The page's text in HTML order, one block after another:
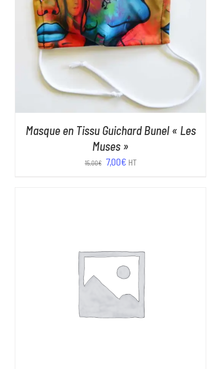
AJOUTER AU PANIER / DÉTAILS
Masque en Tissu Guichard Bunel « Les
Muses »
15,00€ Le
7,00€Le
HT
AJOUTER AU PANIER DÉTAILS